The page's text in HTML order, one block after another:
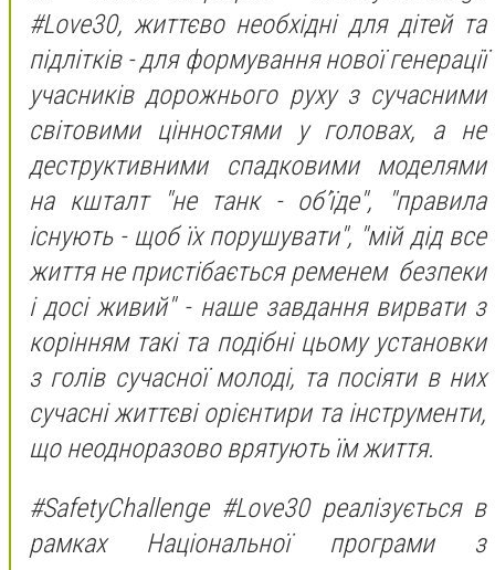
#Love30, життєво необхідні для дітей та
підлітків - для формування нової генерації
учасників дорожнього руху з сучасними
світовими цінностями у головах, а не
деструктивними спадковими моделями
на кшталт "не танк - об’їде", "правила
існують - щоб їх порушувати", "мій дід все
життя не пристібається ременем безпеки
і досі живий" - наше завдання вирвати з
корінням такі та подібні цьому установки
з голів сучасної молоді, та посіяти в них
сучасні життєві орієнтири та інструменти,
що неодноразово врятують їм життя.
#SafetyChallenge #Love30 реалізується в
рамках Національної програми з